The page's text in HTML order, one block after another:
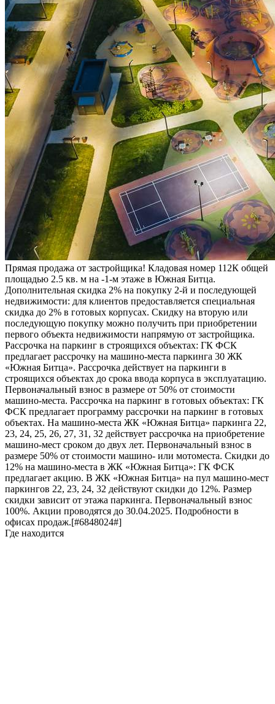
Прямая продажа от застройщика! Кладовая номер 112К общей
площадью 2.5 кв. м на -1-м этаже в Южная Битца.
Дополнительная скидка 2% на покупку 2-й и последующей
недвижимости: для клиентов предоставляется специальная
скидка до 2% в готовых корпусах. Скидку на вторую или
последующую покупку можно получить при приобретении
первого объекта недвижимости напрямую от застройщика.
Рассрочка на паркинг в строящихся объектах: ГК ФСК
предлагает рассрочку на машино-места паркинга 30 ЖК
«Южная Битца». Рассрочка действует на паркинги в
строящихся объектах до срока ввода корпуса в эксплуатацию.
Первоначальный взнос в размере от 50% от стоимости
машино-места. Рассрочка на паркинг в готовых объектах: ГК
ФСК предлагает программу рассрочки на паркинг в готовых
объектах. На машино-места ЖК «Южная Битца» паркинга 22,
23, 24, 25, 26, 27, 31, 32 действует рассрочка на приобретение
машино-мест сроком до двух лет. Первоначальный взнос в
размере 50% от стоимости машино- или мотоместа. Скидки до
12% на машино-места в ЖК «Южная Битца»: ГК ФСК
предлагает акцию. В ЖК «Южная Битца» на пул машино-мест
паркингов 22, 23, 24, 32 действуют скидки до 12%. Размер
скидки зависит от этажа паркинга. Первоначальный взнос
100%. Акции проводятся до 30.04.2025. Подробности в
офисах продаж.[#6848024#]
Где находится